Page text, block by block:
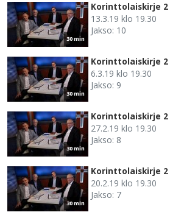
30 min
Korinttolaiskirje 2
13.3.19 klo 19.30
Jakso: 10
30 min
Korinttolaiskirje 2
6.3.19 klo 19.30
Jakso: 9
30 min
Korinttolaiskirje 2
27.2.19 klo 19.30
Jakso: 8
30 min
Korinttolaiskirje 2
20.2.19 klo 19.30
Jakso: 7